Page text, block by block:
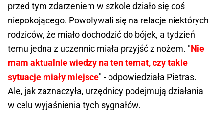
przed tym zdarzeniem w szkole działo się coś
niepokojącego. Powoływali się na relacje niektórych
rodziców, że miało dochodzić do bójek, a tydzień
temu jedna z uczennic miała przyjść z nożem. "Nie
mam aktualnie wiedzy na ten temat, czy takie
sytuacje miały miejsce" - odpowiedziała Pietras.
Ale, jak zaznaczyła, urzędnicy podejmują działania
w celu wyjaśnienia tych sygnałów.